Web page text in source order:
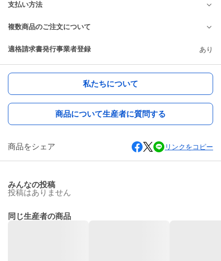
支払い方法
複数商品のご注文について
適格請求書発行事業者登録 あり
私たちについて
商品について生産者に質問する
商品をシェア リンクをコピー
みんなの投稿
投稿はありません
同じ生産者の商品